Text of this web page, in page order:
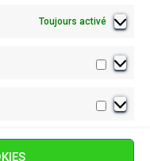
Toujours activé